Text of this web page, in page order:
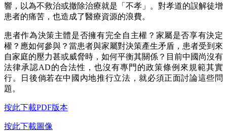
響，以為不救治或撤除治療就是「不孝」。對孝道的誤解徒增
患者的痛苦，也造成了醫療資源的浪費。
患者作為決策主體是否擁有完全自主權？家屬是否享有決定
權？應如何參與？當患者與家屬對決策產生矛盾，患者受到來
自家庭的壓力甚或威脅時，如何平衡其關係？目前中國尚沒有
法律承認AD的合法性，也沒有專門的政策條例來規範其實
行。日後倘若在中國內地推行立法，就必須正面討論這些問
題。
按此下載PDF版本​
按此下載圖像